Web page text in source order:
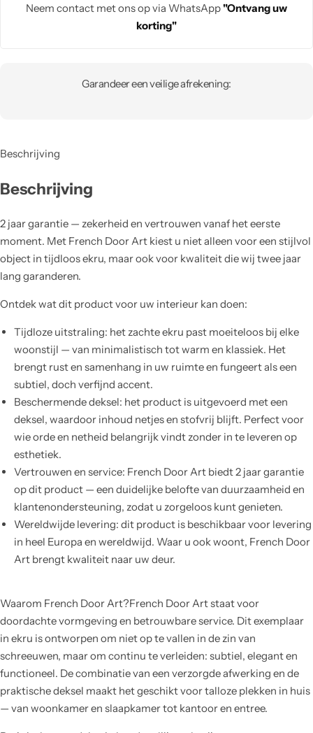
Neem contact met ons op via WhatsApp"Ontvang uw
korting"
Garandeer een veilige afrekening:
Beschrijving
Beschrijving
2 jaar garantie — zekerheid en vertrouwen vanaf het eerste
moment. Met French Door Art kiest u niet alleen voor een stijlvol
object in tijdloos ekru, maar ook voor kwaliteit die wij twee jaar
lang garanderen.
Ontdek wat dit product voor uw interieur kan doen:
Tijdloze uitstraling: het zachte ekru past moeiteloos bij elke
woonstijl — van minimalistisch tot warm en klassiek. Het
brengt rust en samenhang in uw ruimte en fungeert als een
subtiel, doch verfijnd accent.
Beschermende deksel: het product is uitgevoerd met een
deksel, waardoor inhoud netjes en stofvrij blijft. Perfect voor
wie orde en netheid belangrijk vindt zonder in te leveren op
esthetiek.
Vertrouwen en service: French Door Art biedt 2 jaar garantie
op dit product — een duidelijke belofte van duurzaamheid en
klantenondersteuning, zodat u zorgeloos kunt genieten.
Wereldwijde levering: dit product is beschikbaar voor levering
in heel Europa en wereldwijd. Waar u ook woont, French Door
Art brengt kwaliteit naar uw deur.
Waarom French Door Art?French Door Art staat voor
doordachte vormgeving en betrouwbare service. Dit exemplaar
in ekru is ontworpen om niet op te vallen in de zin van
schreeuwen, maar om continu te verleiden: subtiel, elegant en
functioneel. De combinatie van een verzorgde afwerking en de
praktische deksel maakt het geschikt voor talloze plekken in huis
— van woonkamer en slaapkamer tot kantoor en entree.